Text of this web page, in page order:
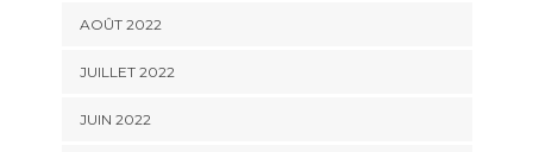
AOÛT 2022
JUILLET 2022
JUIN 2022